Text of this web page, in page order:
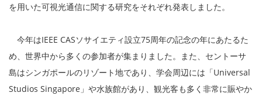
を用いた可視光通信に関する研究をそれぞれ発表しました。
今年はIEEE CASソサイエティ設立75周年の記念の年にあたるた
め、世界中から多くの参加者が集まりました。また、セントーサ
島はシンガポールのリゾート地であり、学会周辺には「Universal
Studios Singapore」や水族館があり、観光客も多く非常に賑やか